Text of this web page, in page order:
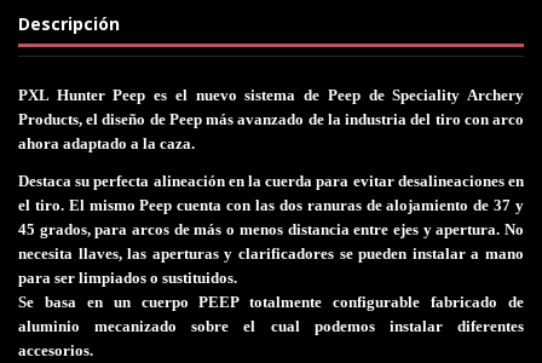
Descripción
PXL Hunter Peep es el nuevo sistema de Peep de Speciality Archery
Products, el diseño de Peep más avanzado de la industria del tiro con arco
ahora adaptado a la caza.
Destaca su perfecta alineación en la cuerda para evitar desalineaciones en
el tiro. El mismo Peep cuenta con las dos ranuras de alojamiento de 37 y
45 grados, para arcos de más o menos distancia entre ejes y apertura. No
necesita llaves, las aperturas y clarificadores se pueden instalar a mano
para ser limpiados o sustituidos.
Se basa en un cuerpo PEEP totalmente configurable fabricado de
aluminio mecanizado sobre el cual podemos instalar diferentes
accesorios.